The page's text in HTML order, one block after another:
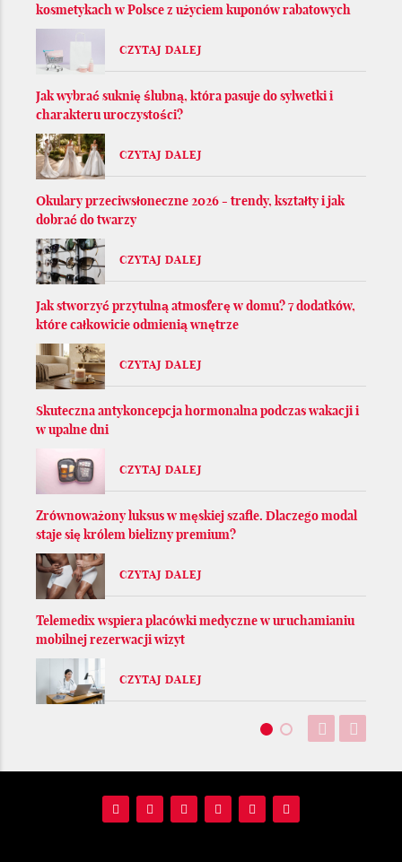
kosmetykach w Polsce z użyciem kuponów rabatowych
CZYTAJ DALEJ
Jak wybrać suknię ślubną, która pasuje do sylwetki i
charakteru uroczystości?
CZYTAJ DALEJ
Okulary przeciwsłoneczne 2026 - trendy, kształty i jak
dobrać do twarzy
CZYTAJ DALEJ
Jak stworzyć przytulną atmosferę w domu? 7 dodatków,
które całkowicie odmienią wnętrze
CZYTAJ DALEJ
Skuteczna antykoncepcja hormonalna podczas wakacji i
w upalne dni
CZYTAJ DALEJ
Zrównoważony luksus w męskiej szafie. Dlaczego modal
staje się królem bielizny premium?
CZYTAJ DALEJ
Telemedix wspiera placówki medyczne w uruchamianiu
mobilnej rezerwacji wizyt
CZYTAJ DALEJ